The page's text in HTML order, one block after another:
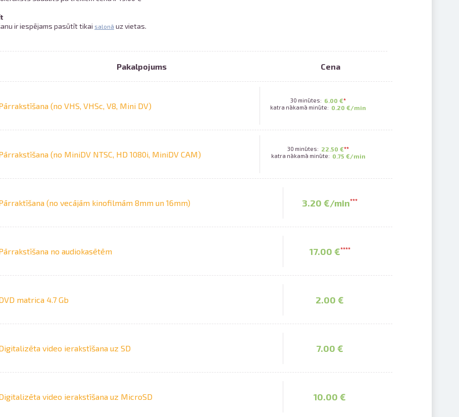
Izdrukas 1h laikā Rīgā – pasūtiet tiešsaistē
Piegāde visā Latvijā vai saņemšana klātienē
ir iespējams pasūtīt tikai salonā uz vietas.
Pakalpojums Cena
(no VHS, VHSc, V8, Mini DV)
30 minūtes: 6.00 €*
katra nākamā minūte: 0.20 €/min
(no MiniDV NTSC, HD 1080i, MiniDV CAM)
30 minūtes: 22.50 €**
katra nākamā minūte: 0.75 €/min
(no vecājām kinofilmām 8mm un 16mm) 3.20 €/min***
no audiokasētēm 17.00 €****
matrica 4.7 Gb 2.00 €
video ierakstīšana uz SD 7.00 €
video ierakstīšana uz MicroSD 10.00 €